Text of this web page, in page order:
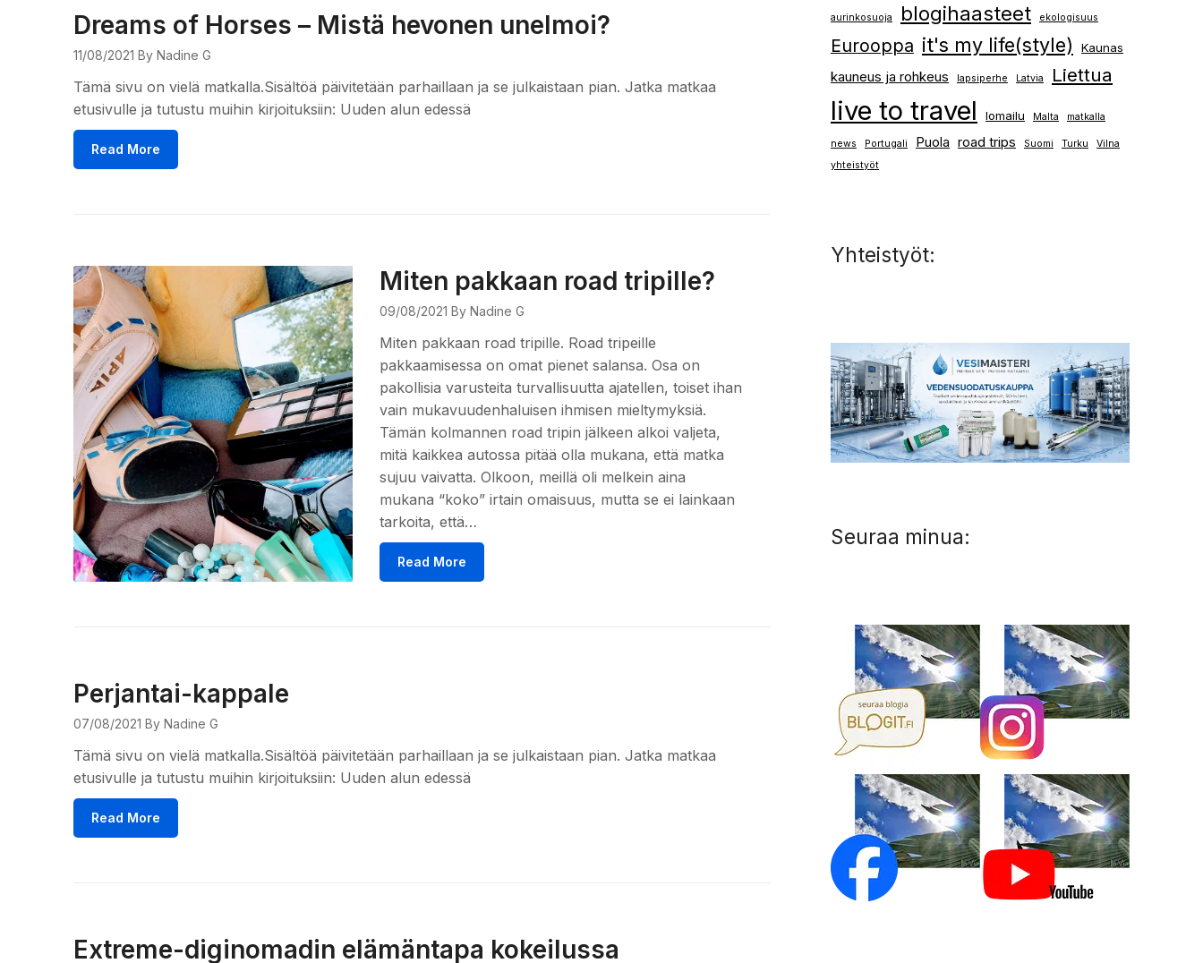
Dreams of Horses – Mistä hevonen unelmoi?
11/08/2021 By Nadine G
Tämä sivu on vielä matkalla.Sisältöä päivitetään parhaillaan ja se julkaistaan pian. Jatka matkaa
etusivulle ja tutustu muihin kirjoituksiin: Uuden alun edessä
Read More
Miten pakkaan road tripille?
09/08/2021 By Nadine G
Miten pakkaan road tripille. Road tripeille
pakkaamisessa on omat pienet salansa. Osa on
pakollisia varusteita turvallisuutta ajatellen, toiset ihan
vain mukavuudenhaluisen ihmisen mieltymyksiä.
Tämän kolmannen road tripin jälkeen alkoi valjeta,
mitä kaikkea autossa pitää olla mukana, että matka
sujuu vaivatta. Olkoon, meillä oli melkein aina
mukana “koko” irtain omaisuus, mutta se ei lainkaan
tarkoita, että…
Read More
Perjantai-kappale
07/08/2021 By Nadine G
Tämä sivu on vielä matkalla.Sisältöä päivitetään parhaillaan ja se julkaistaan pian. Jatka matkaa
etusivulle ja tutustu muihin kirjoituksiin: Uuden alun edessä
Read More
Extreme-diginomadin elämäntapa kokeilussa
aurinkosuoja blogihaasteet ekologisuus
Eurooppa it's my life(style) Kaunas
kauneus ja rohkeus lapsiperhe Latvia Liettua
live to travel lomailu Malta matkalla
news Portugali Puola road trips Suomi Turku
Vilna
yhteistyöt
Yhteistyöt:
Seuraa minua: